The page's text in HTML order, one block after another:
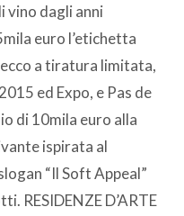
vino dagli anni
euro l’etichetta
a tiratura limitata,
ed Expo, e Pas de
di 10mila euro alla
ispirata al
“Il Soft Appeal”
RESIDENZE D’ARTE